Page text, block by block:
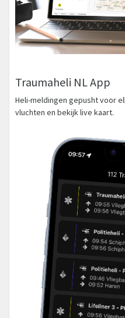
Traumaheli NL App
Heli-meldingen gepusht voor
vluchten en bekijk live kaart.